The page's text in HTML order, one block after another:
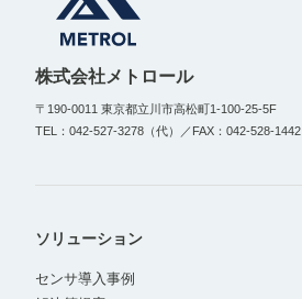
株式会社メトロール
〒190-0011 東京都立川市高松町1-100-25-5F
TEL：042-527-3278（代）／FAX：042-528-1442
ソリューション
センサ導入事例